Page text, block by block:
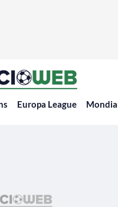
Europa League